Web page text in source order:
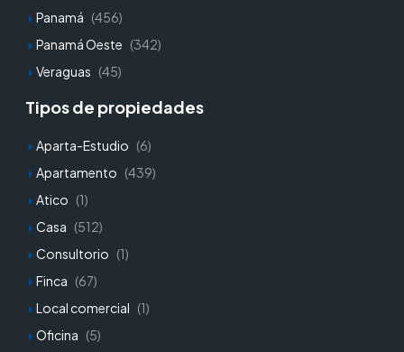
Panamá (456)
Panamá Oeste (342)
Veraguas (45)
Tipos de propiedades
Aparta-Estudio (6)
Apartamento (439)
Atico (1)
Casa (512)
Consultorio (1)
Finca (67)
Local comercial (1)
Oficina (5)